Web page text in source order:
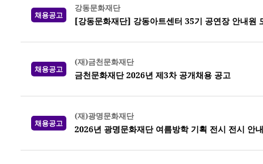
채용공고
강동문화재단
[강동문화재단] 강동아트센터 35기 공연장 안내원
채용공고
(재)금천문화재단
금천문화재단 2026년 제3차 공개채용 공고
채용공고
(재)광명문화재단
2026년 광명문화재단 여름방학 기획 전시 전시 안